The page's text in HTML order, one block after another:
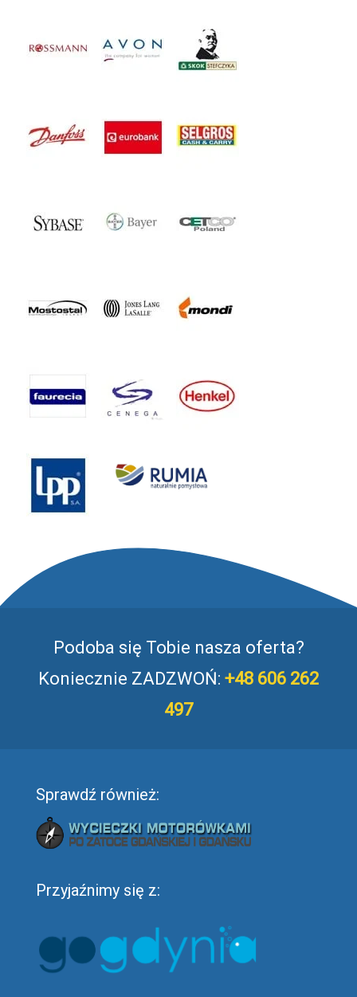
Podoba się Tobie nasza oferta?
Koniecznie ZADZWOŃ: +48 606 262
497
Sprawdź również:
Przyjaźnimy się z: